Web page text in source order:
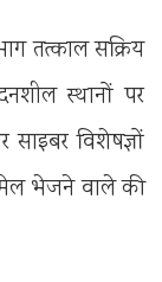
तत्काल सक्रिय
स्थानों पर
विशेषज्ञों
भेजने वाले की